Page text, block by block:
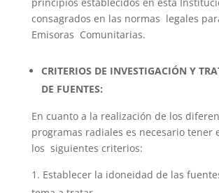
consagrados en las normas legales
Emisoras Comunitarias.
CRITERIOS DE INVESTIGACIÓN Y
DE FUENTES:
En cuanto a la realización de los
programas radiales es necesario tener
los siguientes criterios:
Establecer la idoneidad de las